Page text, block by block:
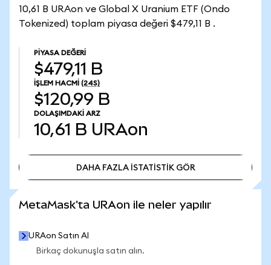
10,61 B URAon ve Global X Uranium ETF (Ondo
Tokenized) toplam piyasa değeri $479,11 B .
PIYASA DEĞERI
$479,11 B
İŞLEM HACMI (24S)
$120,99 B
DOLAŞIMDAKI ARZ
10,61 B URAon
DAHA FAZLA İSTATİSTİK GÖR
MetaMask'ta URAon ile neler yapılır
URAon Satın Al
Birkaç dokunuşla satın alın.